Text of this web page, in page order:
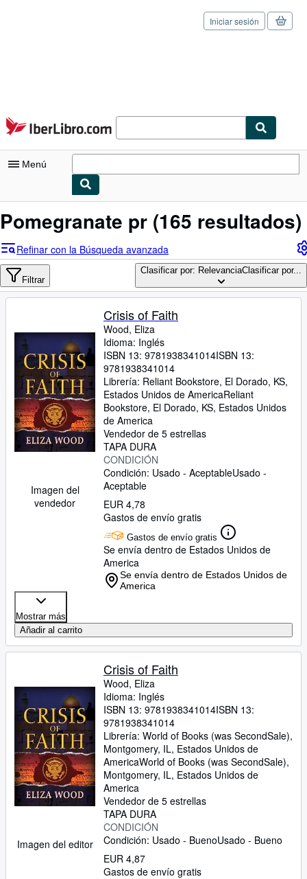
Pasar al contenido principal
IberLibro.com
Iniciar sesión
Menú
Consultar mis pedidos
Cerrar sesión
Búsqueda avanzada
Libros antiguos
Arte y coleccionismo
Vendedores
Comenzar a vender
Ayuda
CERRAR
Pomegranate pr (165 resultados)
Refinar con la Búsqueda avanzada
Filtrar
Clasificar por: RelevanciaClasificar por...
Imagen del
vendedor
Crisis of Faith
Wood, Eliza
Idioma: Inglés
ISBN 13: 9781938341014ISBN 13:
9781938341014
Librería: Reliant Bookstore, El Dorado, KS,
Estados Unidos de AmericaReliant
Bookstore, El Dorado, KS, Estados Unidos
de America
Vendedor de 5 estrellas
TAPA DURA
CONDICIÓN
Condición: Usado - AceptableUsado -
Aceptable
EUR 4,78
Gastos de envío gratis
Gastos de envío gratis
Se envía dentro de Estados Unidos de
America
Se envía dentro de Estados Unidos de
America
Mostrar más
Añadir al carrito
Imagen del editor
Crisis of Faith
Wood, Eliza
Idioma: Inglés
ISBN 13: 9781938341014ISBN 13:
9781938341014
Librería: World of Books (was SecondSale),
Montgomery, IL, Estados Unidos de
AmericaWorld of Books (was SecondSale),
Montgomery, IL, Estados Unidos de
America
Vendedor de 5 estrellas
TAPA DURA
CONDICIÓN
Condición: Usado - BuenoUsado - Bueno
EUR 4,87
Gastos de envío gratis